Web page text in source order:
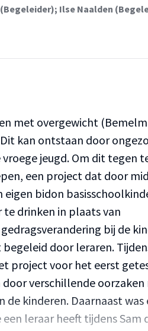
; Ilse Naalden
met overgewicht
Dit kan ontstaan door
jeugd. Om dit tegen
een project dat door
bidon
drinken in plaats van
bij de
door leraren.
project voor het eerst
verschillende
kinderen. Daarnaast was
leraar heeft tijdens Sam